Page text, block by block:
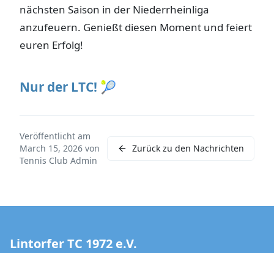
nächsten Saison in der Niederrheinliga
anzufeuern. Genießt diesen Moment und feiert
euren Erfolg!
Nur der LTC! 🎾
Veröffentlicht am
March 15, 2026 von
Tennis Club Admin
Zurück zu den Nachrichten
Lintorfer TC 1972 e.V.